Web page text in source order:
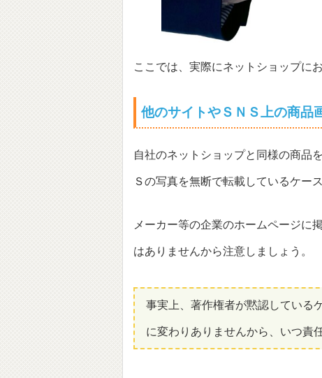
ここでは、実際にネットショップに
他のサイトやＳＮＳ上の商品
自社のネットショップと同様の商品
Ｓの写真を無断で転載しているケース
メーカー等の企業のホームページに
はありませんから注意しましょう。
事実上、著作権者が黙認している
に変わりありませんから、いつ責